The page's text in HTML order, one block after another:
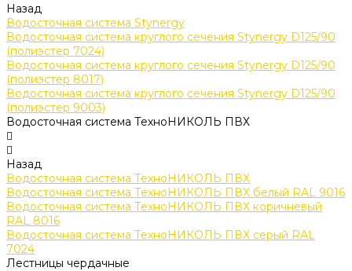
Назад
Водосточная система Stynergy
Водосточная система круглого сечения Stynergy D125/90
(полиэстер 7024)
Водосточная система круглого сечения Stynergy D125/90
(полиэстер 8017)
Водосточная система круглого сечения Stynergy D125/90
(полиэстер 9003)
Водосточная система ТехноНИКОЛЬ ПВХ
Назад
Водосточная система ТехноНИКОЛЬ ПВХ
Водосточная система ТехноНИКОЛЬ ПВХ белый RAL 9016
Водосточная система ТехноНИКОЛЬ ПВХ коричневый
RAL 8016
Водосточная система ТехноНИКОЛЬ ПВХ серый RAL
7024
Лестницы чердачные